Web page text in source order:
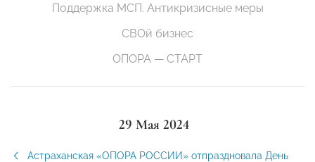
Поддержка МСП. Антикризисные меры
СВОй бизнес
ОПОРА — СТАРТ
29 Мая 2024
Астраханская «ОПОРА РОССИИ» отпраздновала День